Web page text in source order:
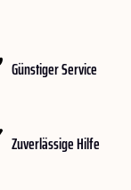
Günstiger Service
Zuverlässige Hilfe